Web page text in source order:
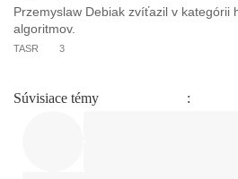
Przemyslaw Debiak zvíťazil v kategórii
algoritmov.
TASR 3
Súvisiace témy :